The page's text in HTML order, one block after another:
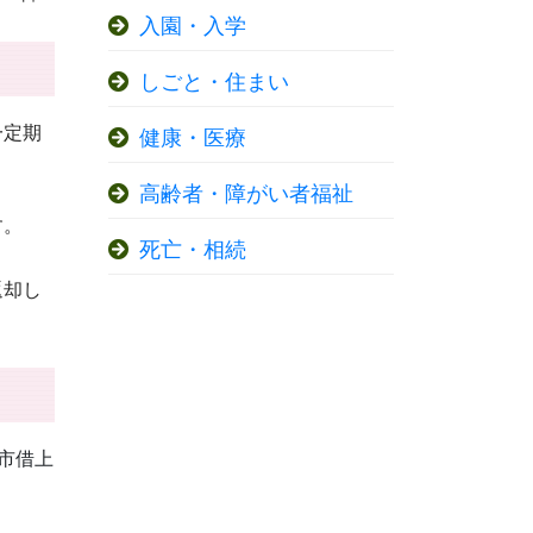
期
し
借上
入園・入学
しごと・住まい
健康・医療
高齢者・障がい者福祉
死亡・相続